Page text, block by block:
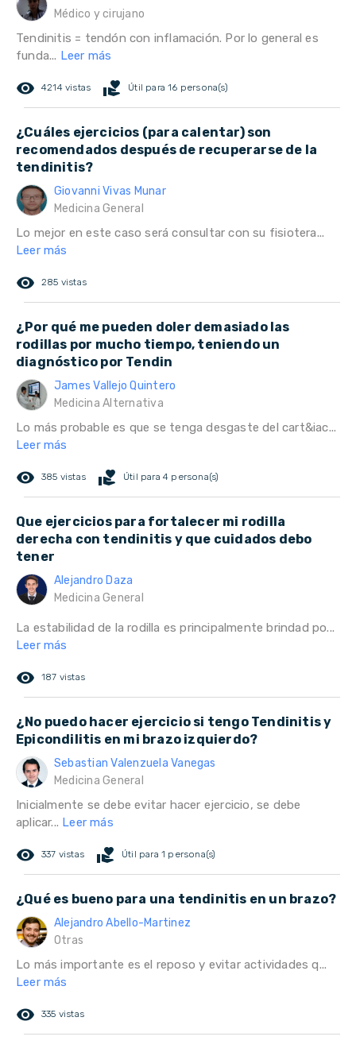
Médico y cirujano
Tendinitis = tendón con inflamación. Por lo general es
funda... Leer más
remove_red_eye 4214 vistas volunteer_activism Útil para 16 persona(s)
¿Cuáles ejercicios (para calentar) son
recomendados después de recuperarse de la
tendinitis?
Giovanni Vivas Munar
Medicina General
Lo mejor en este caso será consultar con su fisiotera...
Leer más
remove_red_eye 285 vistas
¿Por qué me pueden doler demasiado las
rodillas por mucho tiempo, teniendo un
diagnóstico por Tendin
James Vallejo Quintero
Medicina Alternativa
Lo más probable es que se tenga desgaste del cart&iac...
Leer más
remove_red_eye 385 vistas volunteer_activism Útil para 4 persona(s)
Que ejercicios para fortalecer mi rodilla
derecha con tendinitis y que cuidados debo
tener
Alejandro Daza
Medicina General
La estabilidad de la rodilla es principalmente brindad po...
Leer más
remove_red_eye 187 vistas
¿No puedo hacer ejercicio si tengo Tendinitis y
Epicondilitis en mi brazo izquierdo?
Sebastian Valenzuela Vanegas
Medicina General
Inicialmente se debe evitar hacer ejercicio, se debe
aplicar... Leer más
remove_red_eye 337 vistas volunteer_activism Útil para 1 persona(s)
¿Qué es bueno para una tendinitis en un brazo?
Alejandro Abello-Martinez
Otras
Lo más importante es el reposo y evitar actividades q...
Leer más
remove_red_eye 335 vistas